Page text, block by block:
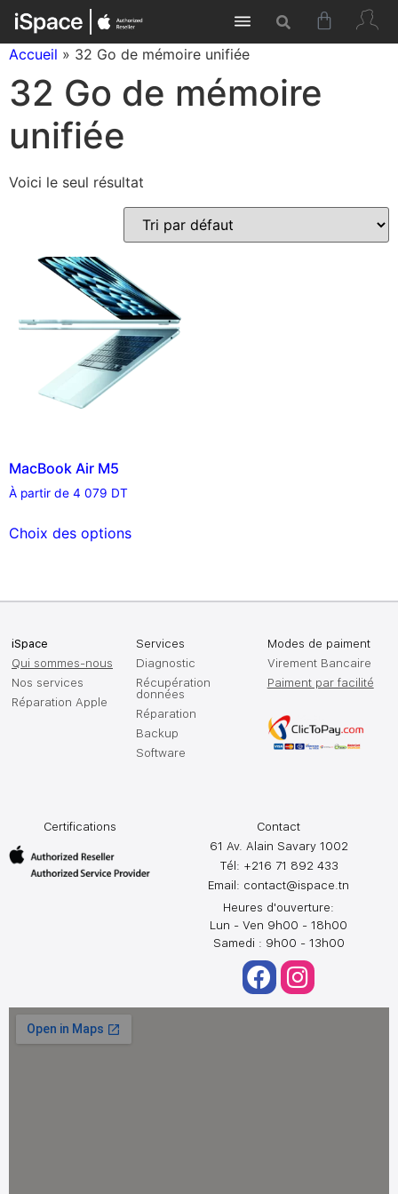
Accueil » 32 Go de mémoire unifiée
32 Go de mémoire
unifiée
Voici le seul résultat
MacBook Air M5
À partir de 4 079 DT
Choix des options
iSpace
Qui sommes-nous
Nos services
Réparation Apple
Services
Diagnostic
Récupération
données
Réparation
Backup
Software
Contact
61 Av. Alain Savary 1002
Tél: +216 71 892 433
Email: contact@ispace.tn
Heures d'ouverture:
Lun - Ven 9h00 - 18h00
Samedi : 9h00 - 13h00
Modes de paiment
Virement Bancaire
Paiment par facilité
Certifications